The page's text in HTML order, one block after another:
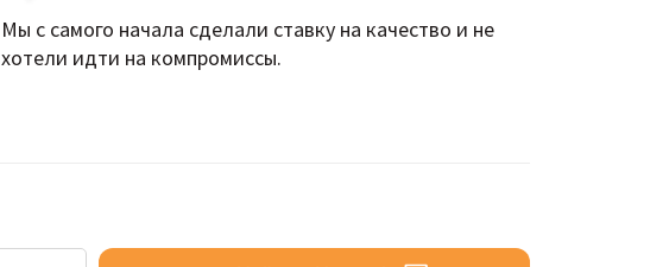
Мы с самого начала сделали ставку на качество и не
хотели идти на компромиссы.